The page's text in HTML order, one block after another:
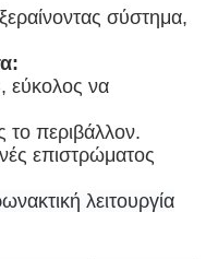
σύστημα,
εύκολος να
το περιβάλλον.
επιστρώματος
λειτουργία